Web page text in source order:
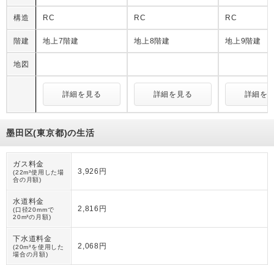
構造 RC RC RC
階建 地上7階建 地上8階建 地上9階建
地図
詳細を見る 詳細を見る 詳細を
墨田区(東京都)の生活
ガス料金
(22m³使用した場
合の月額)
3,926円
水道料金
(口径20mmで
20m³の月額)
2,816円
下水道料金
(20m³を使用した
場合の月額)
2,068円